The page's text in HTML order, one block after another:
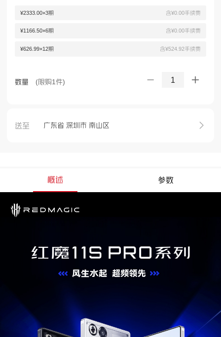
¥2333.00×3期 含¥0.00手续费
¥1166.50×6期 含¥0.00手续费
¥626.99×12期 含¥524.92手续费
数量 (限购1件) 1
送至 广东省 深圳市 南山区
概述 参数